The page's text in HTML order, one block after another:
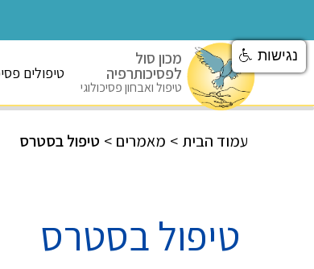
מכון סול
לפסיכותרפיה
טיפול ואבחון פסיכולוגי
טיפולים
טיפול בסטרס > מאמרים > עמוד הבית
טיפול בסטרס
נגישות